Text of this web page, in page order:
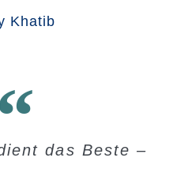
Khatib
das Beste –